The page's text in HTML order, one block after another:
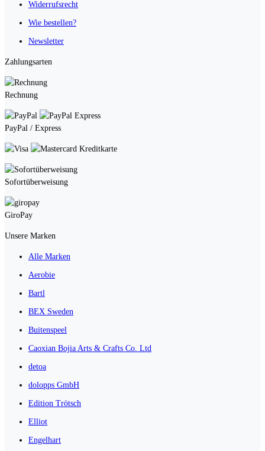
Widerrufsrecht
Wie bestellen?
Newsletter
Zahlungsarten
Rechnung
PayPal / Express
Kreditkarte
Sofortüberweisung
GiroPay
Unsere Marken
Alle Marken
Aerobie
Bartl
BEX Sweden
Buitenspeel
Caoxian Bojia Arts & Crafts Co. Ltd
detoa
dolopps GmbH
Edition Trötsch
Elliot
Engelhart